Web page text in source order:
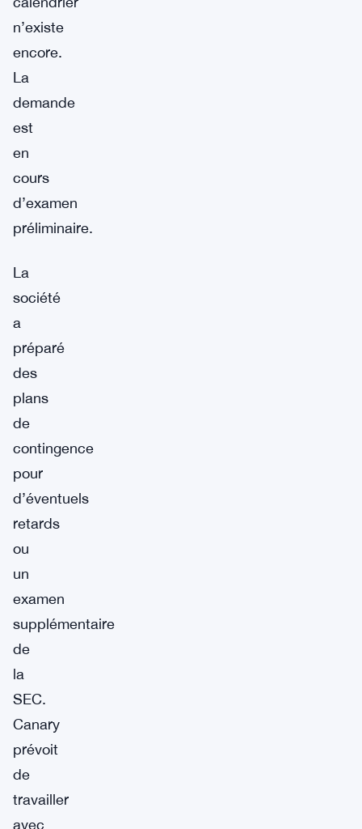
n’existe
encore.
La
demande
est
en
cours
d’examen
préliminaire.
La
société
a
préparé
des
plans
de
contingence
pour
d’éventuels
retards
ou
un
examen
supplémentaire
de
la
SEC.
Canary
prévoit
de
travailler
avec